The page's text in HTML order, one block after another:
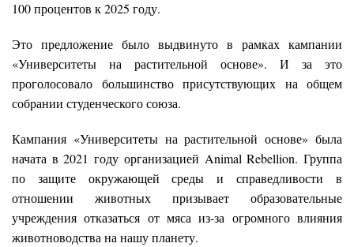
100 процентов к 2025 году.
Это предложение было выдвинуто в рамках кампании
«Университеты на растительной основе». И за это
проголосовало большинство присутствующих на общем
собрании студенческого союза.
Кампания «Университеты на растительной основе» была
начата в 2021 году организацией Animal Rebellion. Группа
по защите окружающей среды и справедливости в
отношении животных призывает образовательные
учреждения отказаться от мяса из-за огромного влияния
животноводства на нашу планету.